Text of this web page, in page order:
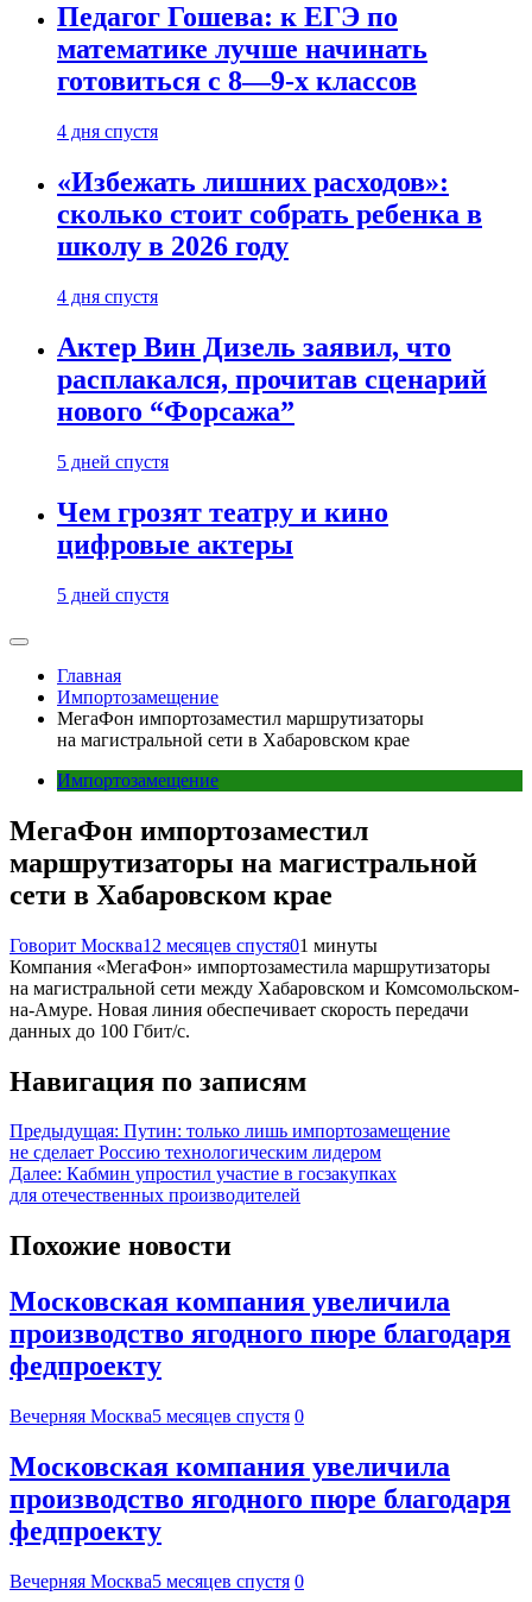
Педагог Гошева: к ЕГЭ по
математике лучше начинать
готовиться с 8—9-х классов
4 дня спустя
«Избежать лишних расходов»:
сколько стоит собрать ребенка в
школу в 2026 году
4 дня спустя
Актер Вин Дизель заявил, что
расплакался, прочитав сценарий
нового “Форсажа”
5 дней спустя
Чем грозят театру и кино
цифровые актеры
5 дней спустя
Главная
Импортозамещение
МегаФон импортозаместил маршрутизаторы
на магистральной сети в Хабаровском крае
Импортозамещение
МегаФон импортозаместил
маршрутизаторы на магистральной
сети в Хабаровском крае
Говорит Москва12 месяцев спустя01 минуты
Компания «МегаФон» импортозаместила маршрутизаторы
на магистральной сети между Хабаровском и Комсомольском-
на-Амуре. Новая линия обеспечивает скорость передачи
данных до 100 Гбит/с.
Навигация по записям
Предыдущая: Путин: только лишь импортозамещение
не сделает Россию технологическим лидером
Далее: Кабмин упростил участие в госзакупках
для отечественных производителей
Похожие новости
Московская компания увеличила
производство ягодного пюре благодаря
федпроекту
Вечерняя Москва5 месяцев спустя 0
Московская компания увеличила
производство ягодного пюре благодаря
федпроекту
Вечерняя Москва5 месяцев спустя 0